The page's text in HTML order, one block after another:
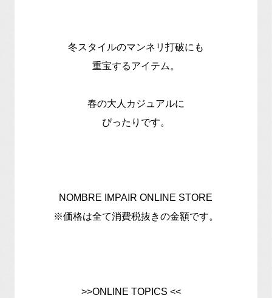
冬スタイルのマンネリ打破にも
重宝するアイテム。
春の大人カジュアルに
ぴったりです。
NOMBRE IMPAIR ONLINE STORE
※価格は全て消費税抜きの金額です。
>>ONLINE TOPICS <<